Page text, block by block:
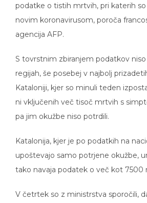
podatke o tistih mrtvih, pri katerih
novim koronavirusom, poroča
agencija AFP.
S tovrstnim zbiranjem podatkov
regijah, še posebej v najbolj
Kataloniji, kjer so minuli teden
ni vključenih več tisoč mrtvih s
pa jim okužbe niso potrdili.
Katalonija, kjer je po podatkih na
upoštevajo samo potrjene okužbe,
tako navaja podatek o več kot 7500
V četrtek so z ministrstva sporočili,